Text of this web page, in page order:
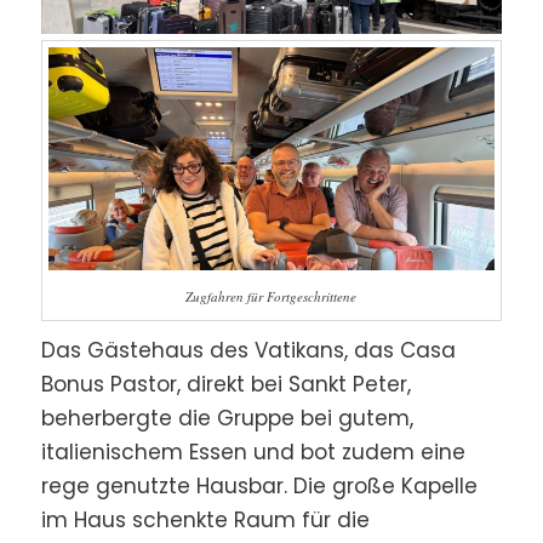
Zugfahren für Fortgeschrittene
Das Gästehaus des Vatikans, das Casa
Bonus Pastor, direkt bei Sankt Peter,
beherbergte die Gruppe bei gutem,
italienischem Essen und bot zudem eine
rege genutzte Hausbar. Die große Kapelle
im Haus schenkte Raum für die